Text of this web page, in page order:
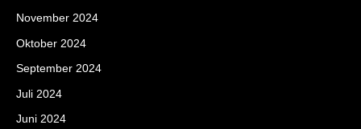
November 2024
Oktober 2024
September 2024
Juli 2024
Juni 2024